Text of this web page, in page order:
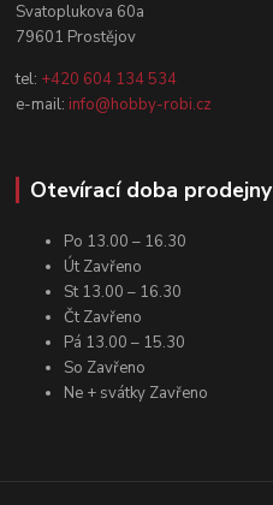
Svatoplukova 60a
79601 Prostějov
tel: +420 604 134 534
e-mail: info@hobby-robi.cz
Otevírací doba prodejny
Po 13.00 – 16.30
Út Zavřeno
St 13.00 – 16.30
Čt Zavřeno
Pá 13.00 – 15.30
So Zavřeno
Ne + svátky Zavřeno